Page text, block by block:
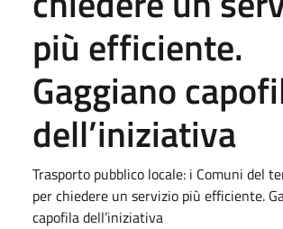
più efficiente.
Gaggiano
dell’iniziativa
Trasporto pubblico locale: i Comuni del
per chiedere un servizio più efficiente.
capofila dell’iniziativa